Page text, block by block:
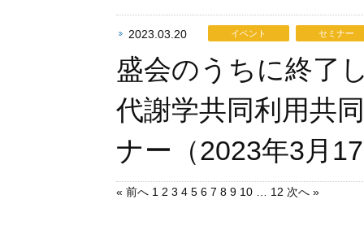
2023.03.20 イベント セミナー
盛会のうちに終了
代謝学共同利用共
ナー（2023年3月
« 前へ 1 2 3 4 5 6 7 8 9 10 12 次へ »